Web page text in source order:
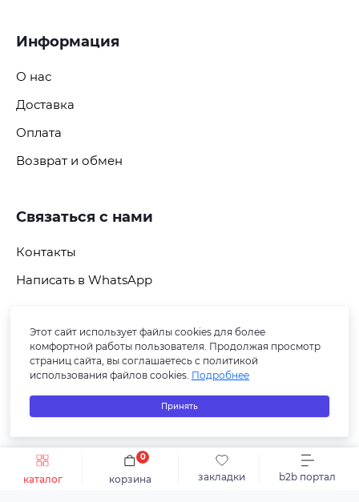
каталог закладки
корзина
0
b2b портал
Быстрый заказ В корзину
Информация
О нас
Доставка
Оплата
Возврат и обмен
Связаться с нами
Контакты
Написать в WhatsApp
Подпишитесь на рассылку
Этот сайт использует файлы cookies для более
комфортной работы пользователя. Продолжая просмотр
страниц сайта, вы соглашаетесь с политикой
использования файлов cookies. Подробнее
Принять